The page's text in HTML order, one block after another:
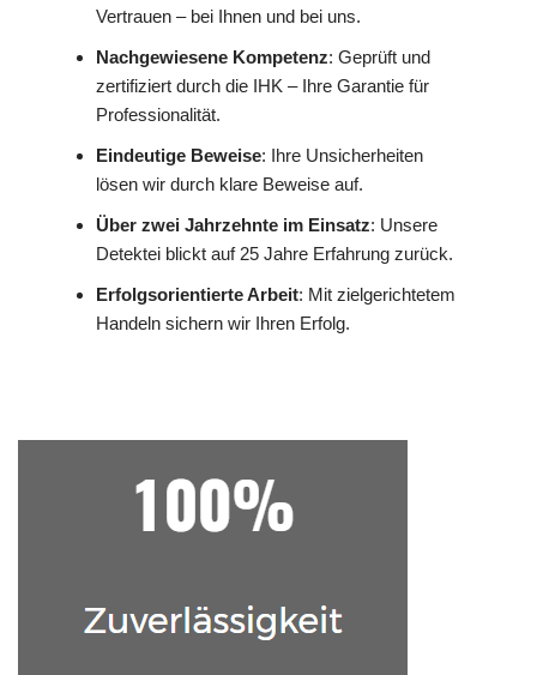
Vertrauen – bei Ihnen und bei uns.
Nachgewiesene Kompetenz: Geprüft und
zertifiziert durch die IHK – Ihre Garantie für
Professionalität.
Eindeutige Beweise: Ihre Unsicherheiten
lösen wir durch klare Beweise auf.
Über zwei Jahrzehnte im Einsatz: Unsere
Detektei blickt auf 25 Jahre Erfahrung zurück.
Erfolgsorientierte Arbeit: Mit zielgerichtetem
Handeln sichern wir Ihren Erfolg.